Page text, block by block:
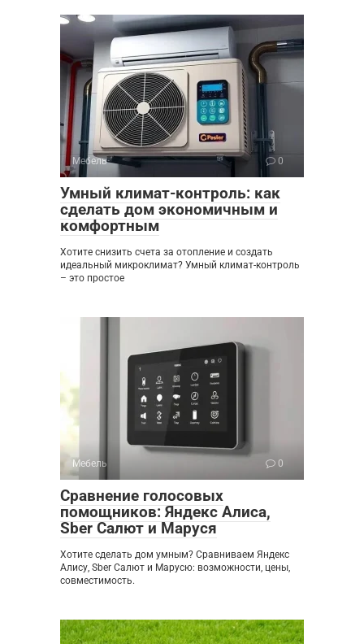
Мебель 0
Умный климат-контроль: как
сделать дом экономичным и
комфортным
Хотите снизить счета за отопление и создать
идеальный микроклимат? Умный климат-контроль
– это простое
Мебель 0
Сравнение голосовых
помощников: Яндекс Алиса,
Sber Салют и Маруся
Хотите сделать дом умным? Сравниваем Яндекс
Алису, Sber Салют и Марусю: возможности, цены,
совместимость.